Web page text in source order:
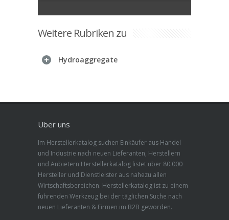
Weitere Rubriken zu
Hydroaggregate
Über uns
Im Herstellerkatalog suchen Einkäufer aus Handel
und Industrie nach neuen Lieferanten, Herstellern
und Anbietern Herstellerkatalog listet über 80.000
Hersteller und Dienstleister aus nahezu allen
Wirtschaftsbereichen. Herstellerkatalog ist zu einem
führenden Werkzeug bei der täglichen Suche nach
neuen Lieferanten & Firmen im B2B geworden.